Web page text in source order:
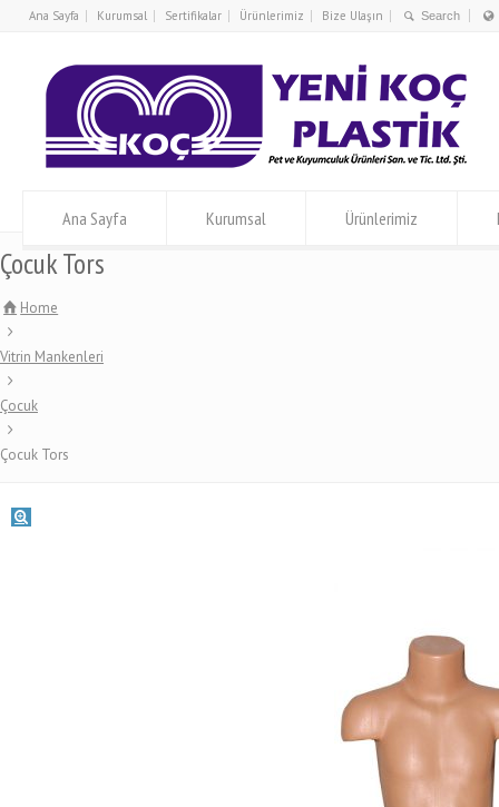
Ana Sayfa Kurumsal Sertifikalar Ürünlerimiz Bize Ulaşın
Ana Sayfa Kurumsal Ürünlerimiz
Çocuk Tors
Home
Vitrin Mankenleri
Çocuk
Çocuk Tors